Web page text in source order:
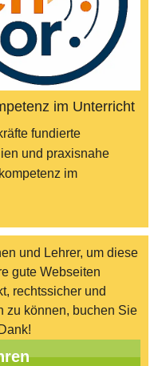
im Unterricht
fundierte
und praxisnahe
im
und Lehrer, um diese
gute Webseiten
rechtssicher und
zu können, buchen Sie